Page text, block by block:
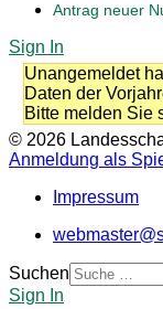
Antrag neuer
Sign In
Unangemeldet
Daten der
Bitte melden Sie
© 2026
Anmeldung als
Impressum
Suchen
Sign In